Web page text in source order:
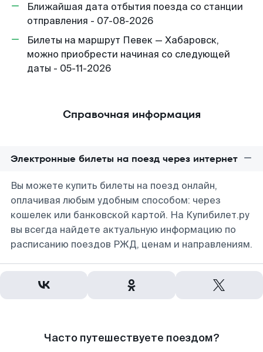
Ближайшая дата отбытия поезда со станции
отправления - 07-08-2026
Билеты на маршрут Певек — Хабаровск,
можно приобрести начиная со следующей
даты - 05-11-2026
Справочная информация
Электронные билеты на поезд через интернет
Вы можете купить билеты на поезд онлайн,
оплачивая любым удобным способом: через
кошелек или банковской картой. На Купибилет.ру
вы всегда найдете актуальную информацию по
расписанию поездов РЖД, ценам и направлениям.
Часто путешествуете поездом?